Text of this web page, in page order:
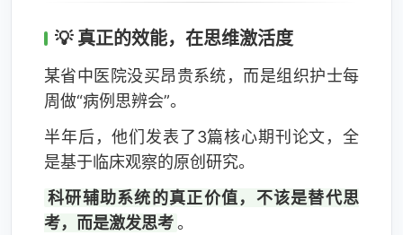
💡 真正的效能，在思维激活度
某省中医院没买昂贵系统，而是组织护士每
周做“病例思辨会”。
半年后，他们发表了3篇核心期刊论文，全
是基于临床观察的原创研究。
科研辅助系统的真正价值，不该是替代思
考，而是激发思考。